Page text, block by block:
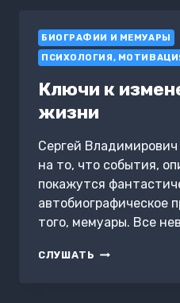
БИОГРАФИИ И МЕМУАРЫ
ПСИХОЛОГИЯ,
Ключи к
жизни
Сергей
на то, что события,
покажутся
автобиографическое
того, мемуары. Все
СЛУШАТЬ КЛЮЧИ